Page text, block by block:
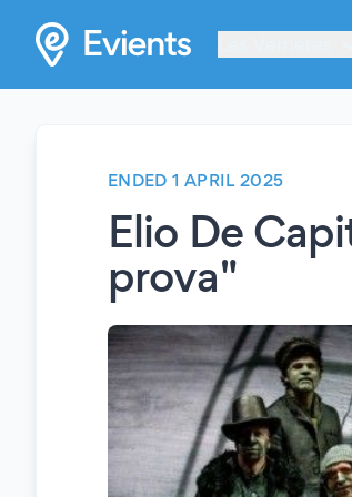
ENDED 1 APRIL 2025
Elio De
prova"